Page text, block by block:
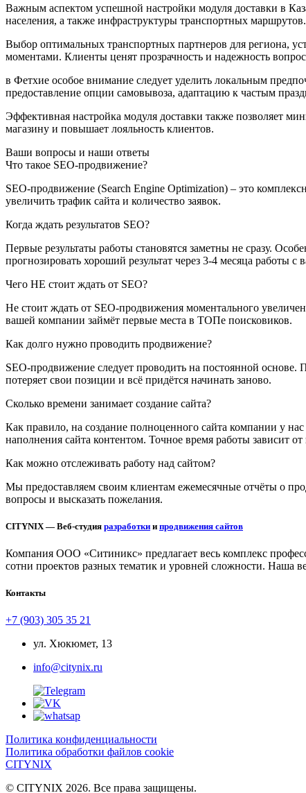
Важным аспектом успешной настройки модуля доставки в
населения, а также инфраструктуры транспортных маршрутов.
Выбор оптимальных транспортных партнеров для региона,
моментами. Клиенты ценят прозрачность и надежность
в Фетхие особое внимание следует уделить локальным
предоставление опции самовывоза, адаптацию к частым
Эффективная настройка модуля доставки также позволяет
магазину и повышает лояльность клиентов.
Ваши вопросы и наши ответы
Что такое SEO-продвижение?
SEO-продвижение (Search Engine Optimization) – это
увеличить трафик сайта и количество заявок.
Когда ждать результатов SEO?
Первые результаты работы становятся заметны не сразу.
прогнозировать хороший результат через 3-4 месяца работы
Чего НЕ стоит ждать от SEO?
Не стоит ждать от SEO-продвижения моментального
вашей компании займёт первые места в ТОПе поисковиков.
Как долго нужно проводить продвижение?
SEO-продвижение следует проводить на постоянной основе.
потеряет свои позиции и всё придётся начинать заново.
Сколько времени занимает создание сайта?
Как правило, на создание полноценного сайта компании у
наполнения сайта контентом. Точное время работы зависит
Как можно отслеживать работу над сайтом?
Мы предоставляем своим клиентам ежемесячные отчёты о
вопросы и высказать пожелания.
CITYNIX — Веб-студия разработки и продвижения сайтов
Компания ООО «Ситиникс» предлагает весь комплекс
сотни проектов разных тематик и уровней сложности. Наша
Контакты
+7 (903) 305 35 21
ул. Хюкюмет, 13
info@citynix.ru
Политика конфиденциальности
Политика обработки файлов cookie
CITYNIX
© CITYNIX 2026. Все права защищены.